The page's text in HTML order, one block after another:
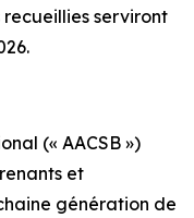
recueillies serviront
(« AACSB »)
et
génération de